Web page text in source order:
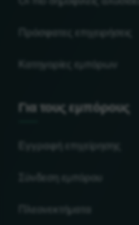
Πρόσφατες επιχειρήσεις
Κατηγορίες εμπόρων
Για τους εμπόρους
Εγγραφή επιχείρησης
Πλεονεκτήματα